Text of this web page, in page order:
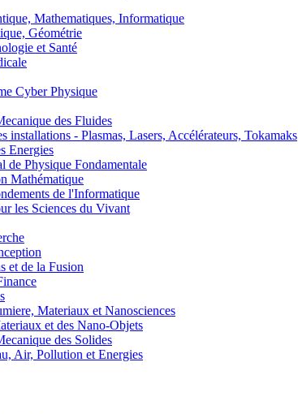
Mathematiques, Informatique
Géométrie
et Santé
Cyber Physique
des Fluides
- Plasmas, Lasers, Accélérateurs, Tokamaks
Energies
Physique Fondamentale
Mathématique
de l'Informatique
les Sciences du Vivant
et de la Fusion
Materiaux et Nanosciences
et des Nano-Objets
des Solides
Air, Pollution et Energies